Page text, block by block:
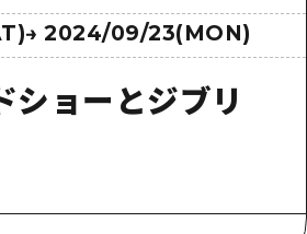
体験
文化
辺
東部
東部
混雑状況のお知らせ
物預かり・配送サービス
もてなしパス
せ
関係者の皆さま
→2024/09/23(MON)
ショーとジブリ